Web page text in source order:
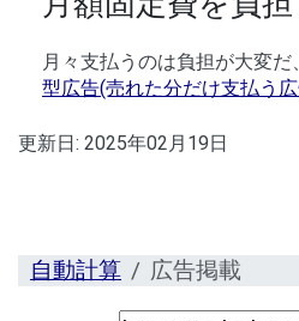
月々支払うのは負担が大変
型広告(売れた分だけ支払う
更新日: 2025年02月19日
自動計算 広告掲載